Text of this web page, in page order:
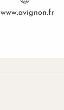
www.avignon.fr